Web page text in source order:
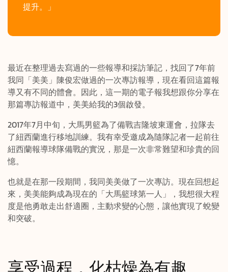
提升。」
最近在整理過去寫過的一些報導和採訪筆記，找回了7年前
我同「美美」陳俊宏做過的一次專訪報導，現在看回這篇報
導又有不同的體會。因此，這一期的電子報我想跟你分享在
那篇專訪報道中，美美給我的3個啟發。
2017年7月中旬，大馬男籃為了備戰吉隆坡東運會，拉隊去
了紐西蘭進行移地訓練。我有幸受邀成為隨隊記者一起前往
紐西蘭報導球隊備戰的實況，那是一次非常難望和珍貴的回
憶。
也就是在那一段期間，我同美美做了一次專訪。現在回想起
來，美美能夠成為現在的「大馬籃球第一人」，我想很大程
度是他勇敢走出舒適圈，主動求變的心態，讓他實現了蛻變
和突破。